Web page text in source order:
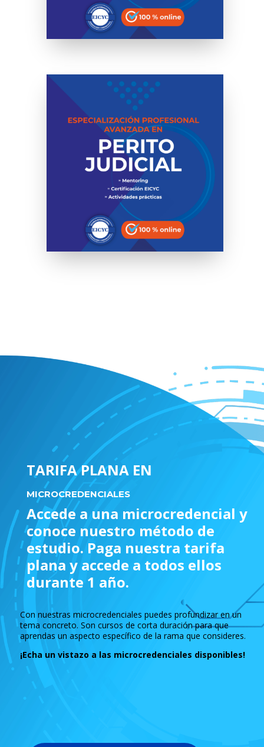
TARIFA PLANA EN
MICROCREDENCIALES
Accede a una microcredencial y
conoce nuestro método de
estudio. Paga nuestra tarifa
plana y accede a todos ellos
durante 1 año.
Con nuestras microcredenciales puedes profundizar en un
tema concreto. Son cursos de corta duración para que
aprendas un aspecto específico de la rama que consideres.
¡Echa un vistazo a las microcredenciales disponibles!